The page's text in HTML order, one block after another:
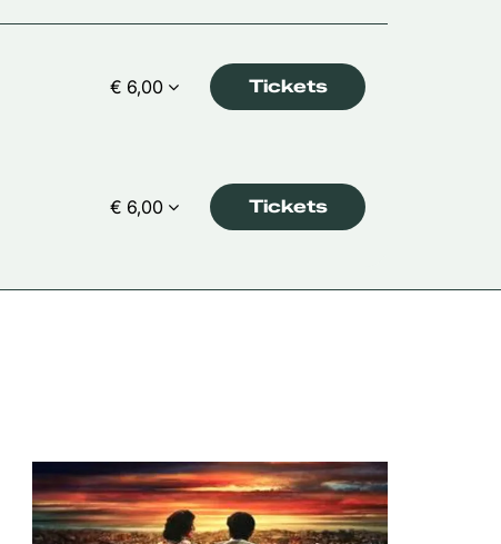
€ 6,00 Tickets
€ 6,00 Tickets